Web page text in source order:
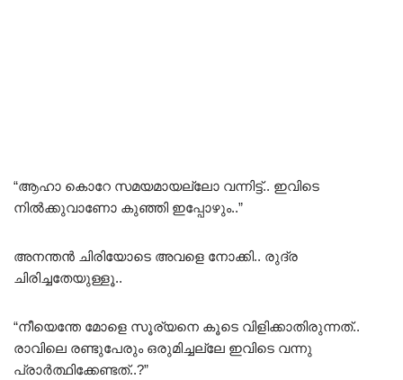
“ആഹാ കൊറേ സമയമായല്ലോ വന്നിട്ട്.. ഇവിടെ
നിൽക്കുവാണോ കുഞ്ഞി ഇപ്പോഴും..”
അനന്തൻ ചിരിയോടെ അവളെ നോക്കി.. രുദ്ര
ചിരിച്ചതേയുള്ളൂ..
“നീയെന്തേ മോളെ സൂര്യനെ കൂടെ വിളിക്കാതിരുന്നത്..
രാവിലെ രണ്ടുപേരും ഒരുമിച്ചല്ലേ ഇവിടെ വന്നു
പ്രാർത്ഥിക്കേണ്ടത്..?”